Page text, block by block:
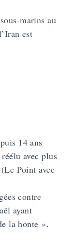
marins au
est
14 ans
avec plus
Point avec
contre
ayant
la honte ».